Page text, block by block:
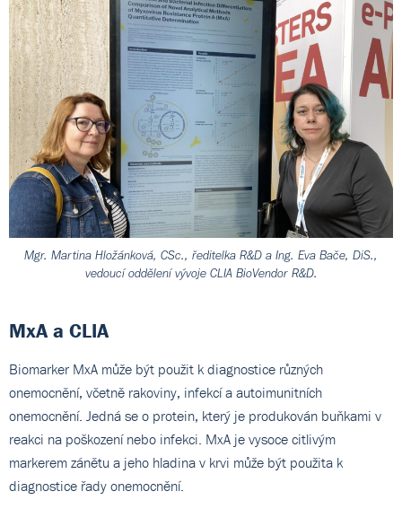
Mgr. Martina Hložánková, CSc., ředitelka R&D a Ing. Eva Bače, DiS.,
vedoucí oddělení vývoje CLIA BioVendor R&D.
MxA a CLIA
Biomarker MxA může být použit k diagnostice různých
onemocnění, včetně rakoviny, infekcí a autoimunitních
onemocnění. Jedná se o protein, který je produkován buňkami v
reakci na poškození nebo infekci. MxA je vysoce citlivým
markerem zánětu a jeho hladina v krvi může být použita k
diagnostice řady onemocnění.